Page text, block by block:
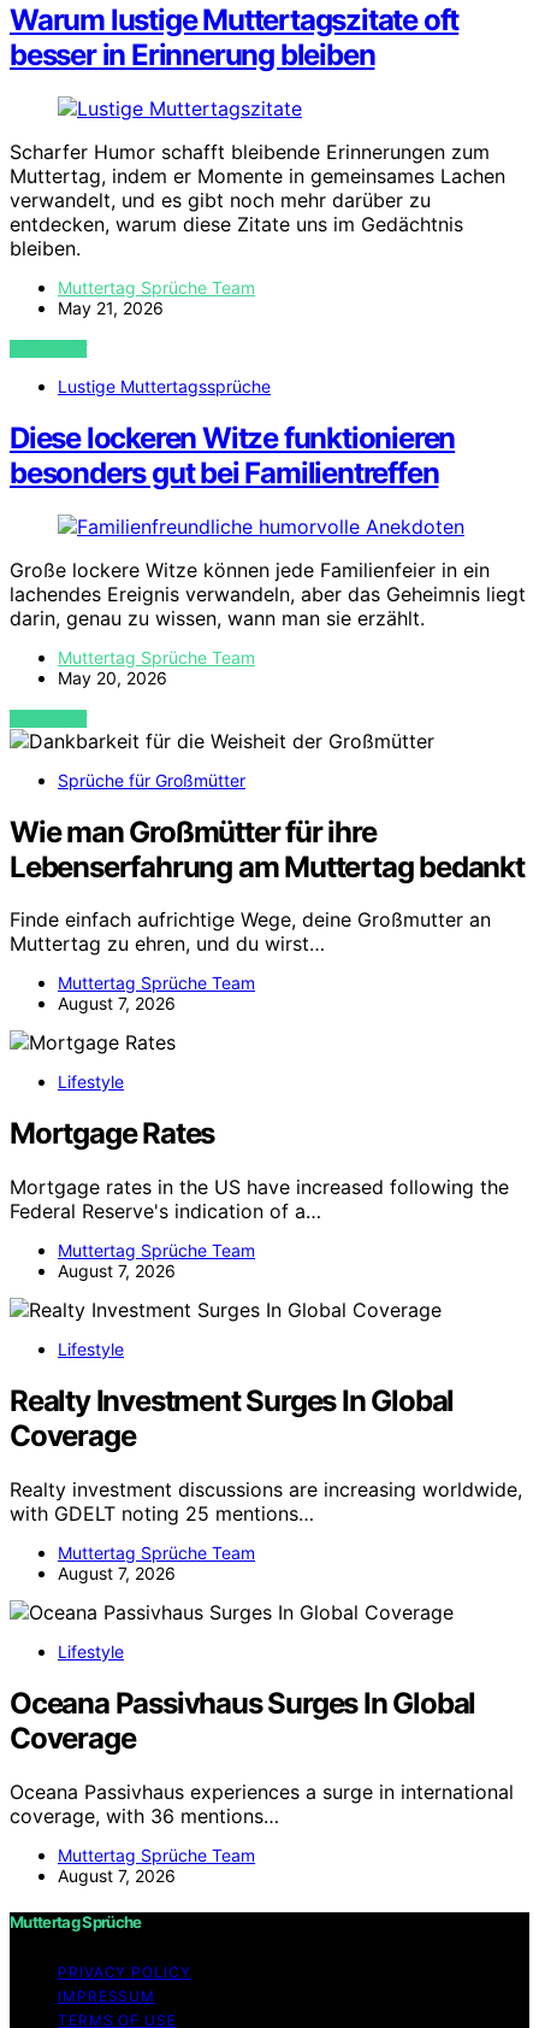
Warum lustige Muttertagszitate oft
besser in Erinnerung bleiben
Scharfer Humor schafft bleibende Erinnerungen zum
Muttertag, indem er Momente in gemeinsames Lachen
verwandelt, und es gibt noch mehr darüber zu
entdecken, warum diese Zitate uns im Gedächtnis
bleiben.
Muttertag Sprüche Team
May 21, 2026
VIEW POST
Lustige Muttertagssprüche
Diese lockeren Witze funktionieren
besonders gut bei Familientreffen
Große lockere Witze können jede Familienfeier in ein
lachendes Ereignis verwandeln, aber das Geheimnis liegt
darin, genau zu wissen, wann man sie erzählt.
Muttertag Sprüche Team
May 20, 2026
VIEW POST
Sprüche für Großmütter
Wie man Großmütter für ihre
Lebenserfahrung am Muttertag bedankt
Finde einfach aufrichtige Wege, deine Großmutter an
Muttertag zu ehren, und du wirst…
Muttertag Sprüche Team
August 7, 2026
Lifestyle
Mortgage Rates
Mortgage rates in the US have increased following the
Federal Reserve's indication of a…
Muttertag Sprüche Team
August 7, 2026
Lifestyle
Realty Investment Surges In Global
Coverage
Realty investment discussions are increasing worldwide,
with GDELT noting 25 mentions…
Muttertag Sprüche Team
August 7, 2026
Lifestyle
Oceana Passivhaus Surges In Global
Coverage
Oceana Passivhaus experiences a surge in international
coverage, with 36 mentions…
Muttertag Sprüche Team
August 7, 2026
Muttertag Sprüche
PRIVACY POLICY
IMPRESSUM
TERMS OF USE